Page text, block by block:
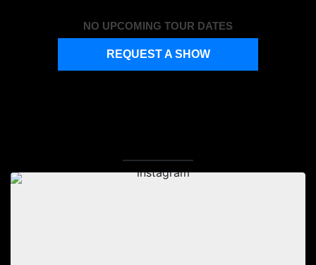
NO UPCOMING TOUR DATES
REQUEST A SHOW